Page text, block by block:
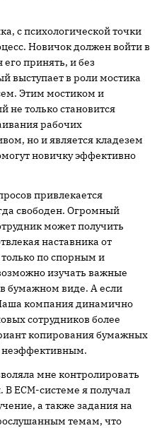
с психологической точки
Новичок должен войти в
принять, и без
выступает в роли мостика
Этим мостиком и
не только становится
рабочих
но и является кладезем
новичку эффективно
привлекается
свободен. Огромный
может получить
наставника от
по спорным и
изучать важные
бумажном виде. А если
компания динамично
сотрудников более
копирования бумажных
неэффективным.
мне контролировать
В ECM-системе я получал
а также задания на
темам, что